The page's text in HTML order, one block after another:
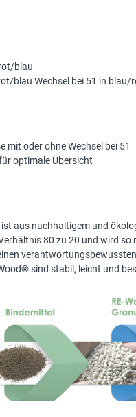
blau
blau Wechsel bei 51 in blau/
oder ohne Wechsel bei 51
optimale Übersicht
ist aus nachhaltigem und
80 zu 20 und wird so
sind stabil, leicht und